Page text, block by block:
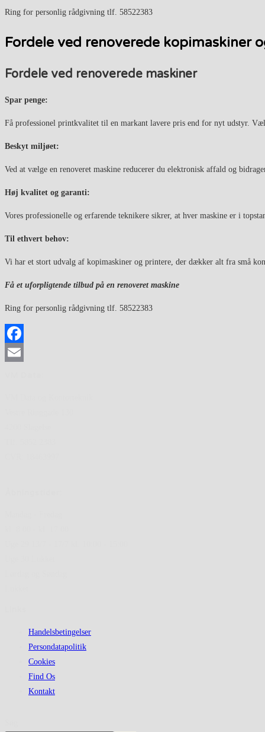
Ring for personlig rådgivning tlf. 58522383
Fordele ved renoverede kopimaskiner
Fordele ved renoverede maskiner
Spar penge:
Få professionel printkvalitet til en markant lavere pris end for nyt udstyr.
Beskyt miljøet:
Ved at vælge en renoveret maskine reducerer du elektronisk affald og
Høj kvalitet og garanti:
Vores professionelle og erfarende teknikere sikrer, at hver maskine er i
Til ethvert behov:
Vi har et stort udvalg af kopimaskiner og printere, der dækker alt fra små
Få et uforpligtende tilbud på en renoveret maskine
Ring for personlig rådgivning tlf. 58522383
Facebook
Handelsbetingelser
Persondatapolitik
Cookies
Find Os
Kontakt